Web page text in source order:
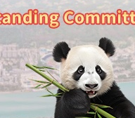
雅安市第五届人民代
雅安市人大常委会办